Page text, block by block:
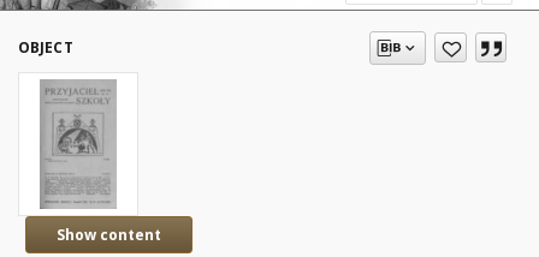
OBJECT
Show content